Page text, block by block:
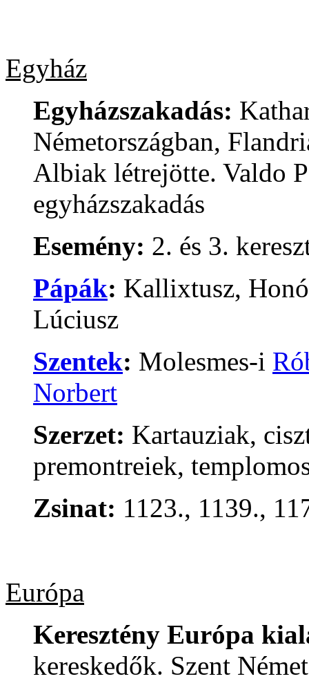
Egyház
Egyházszakadás:
Németországban,
Albiak létrejötte. Valdo
egyházszakadás
Esemény: 2. és 3.
Pápák: Kallixtusz,
Lúciusz
Szentek: Molesmes-i
Norbert
Szerzet: Kartauziak,
premontreiek,
Zsinat: 1123., 1139.,
Európa
Keresztény Európa
kereskedők. Szent